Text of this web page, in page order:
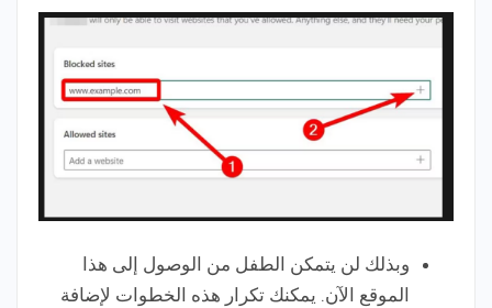
وبذلك لن يتمكن الطفل من الوصول إلى هذا
الموقع الآن. يمكنك تكرار هذه الخطوات لإضافة